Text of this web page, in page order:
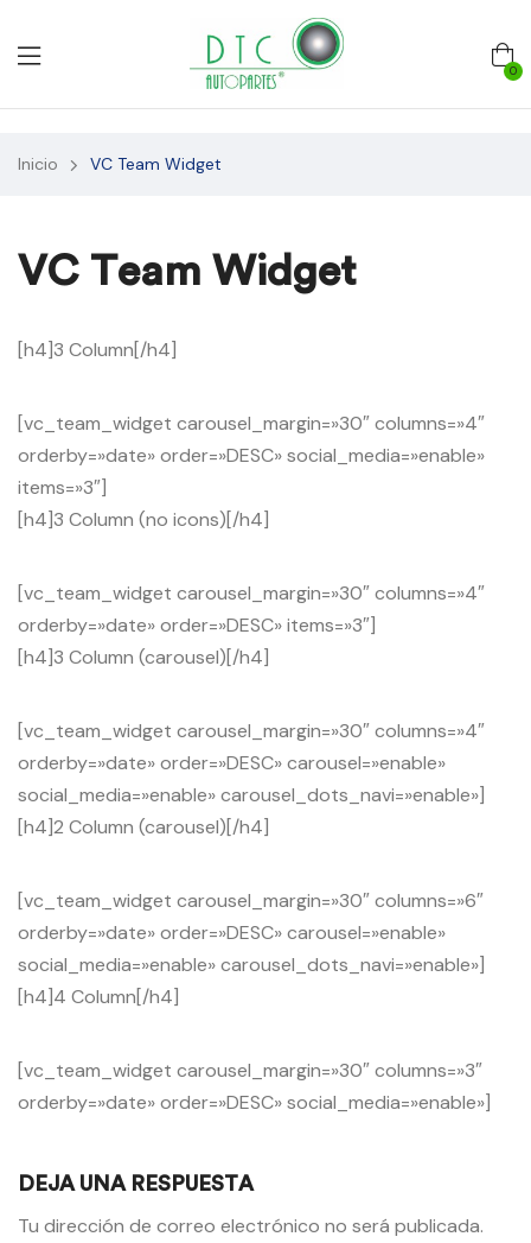
0
Inicio VC Team Widget
VC Team Widget
[h4]3 Column[/h4]
[vc_team_widget carousel_margin=»30″ columns=»4″
orderby=»date» order=»DESC» social_media=»enable»
items=»3″]
[h4]3 Column (no icons)[/h4]
[vc_team_widget carousel_margin=»30″ columns=»4″
orderby=»date» order=»DESC» items=»3″]
[h4]3 Column (carousel)[/h4]
[vc_team_widget carousel_margin=»30″ columns=»4″
orderby=»date» order=»DESC» carousel=»enable»
social_media=»enable» carousel_dots_navi=»enable»]
[h4]2 Column (carousel)[/h4]
[vc_team_widget carousel_margin=»30″ columns=»6″
orderby=»date» order=»DESC» carousel=»enable»
social_media=»enable» carousel_dots_navi=»enable»]
[h4]4 Column[/h4]
[vc_team_widget carousel_margin=»30″ columns=»3″
orderby=»date» order=»DESC» social_media=»enable»]
DEJA UNA RESPUESTA
Tu dirección de correo electrónico no será publicada.